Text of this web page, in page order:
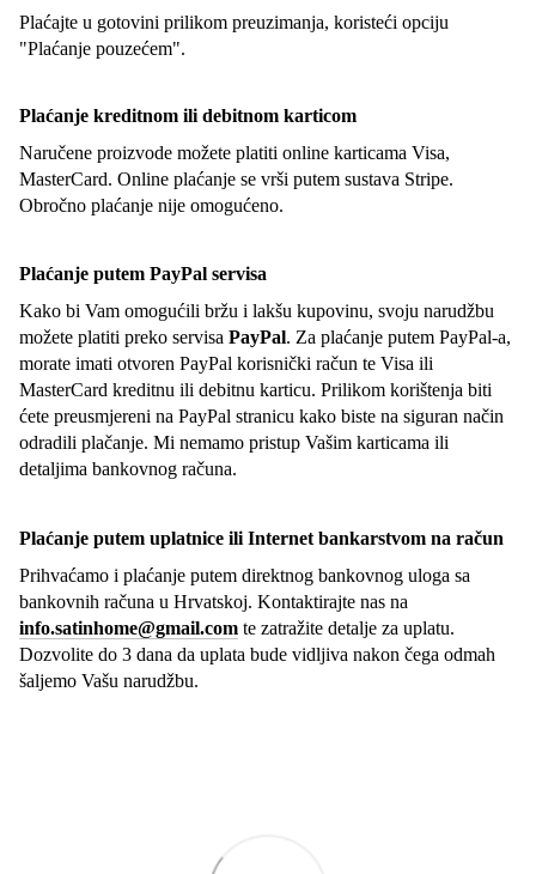
Plaćajte u gotovini prilikom preuzimanja, koristeći opciju
"Plaćanje pouzećem".
Plaćanje kreditnom ili debitnom karticom
Naručene proizvode možete platiti online karticama Visa,
MasterCard. Online plaćanje se vrši putem sustava Stripe.
Obročno plaćanje nije omogućeno.
Plaćanje putem PayPal servisa
Kako bi Vam omogućili bržu i lakšu kupovinu, svoju narudžbu
možete platiti preko servisa PayPal. Za plaćanje putem PayPal-a,
morate imati otvoren PayPal korisnički račun te Visa ili
MasterCard kreditnu ili debitnu karticu. Prilikom korištenja biti
ćete preusmjereni na PayPal stranicu kako biste na siguran način
odradili plačanje. Mi nemamo pristup Vašim karticama ili
detaljima bankovnog računa.
Plaćanje putem uplatnice ili Internet bankarstvom na račun
Prihvaćamo i plaćanje putem direktnog bankovnog uloga sa
bankovnih računa u Hrvatskoj. Kontaktirajte nas na
info.satinhome@gmail.com te zatražite detalje za uplatu.
Dozvolite do 3 dana da uplata bude vidljiva nakon čega odmah
šaljemo Vašu narudžbu.